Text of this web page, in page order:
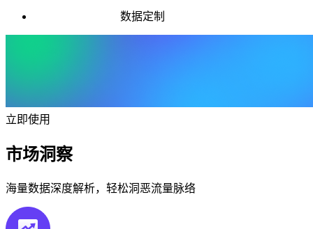
数据定制
立即使用
市场洞察
海量数据深度解析，轻松洞恶流量脉络